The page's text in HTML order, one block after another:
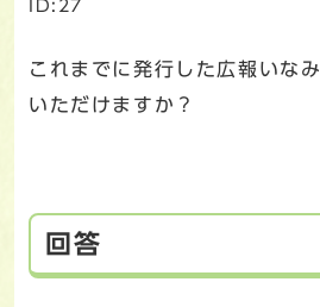
ID:27
これまでに発行した広報いな
いただけますか？
回答